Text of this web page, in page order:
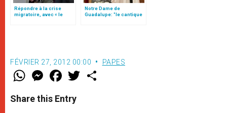
Répondre à la crise
migratoire, avec « le
Notre Dame de
Guadalupe: "le cantique
FÉVRIER 27, 2012 00:00 PAPES
W
t
s
M
e
s
e
F
a
e
b
w
Share this Entry